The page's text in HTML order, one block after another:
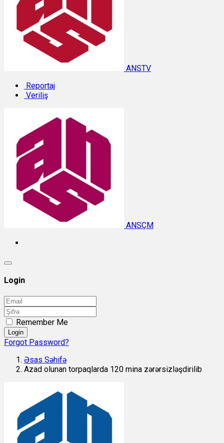
ANSTV
Reportaj
Veriliş
ANSÇM
Login
Remember Me
Login
Forgot Password?
Əsas Səhifə
Azad olunan torpaqlarda 120 mina zərərsizləşdirilib